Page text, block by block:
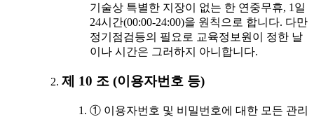
기술상 특별한 지장이 없는 한 연중무휴, 1일
24시간(00:00-24:00)을 원칙으로 합니다. 다만
정기점검등의 필요로 교육정보원이 정한 날
이나 시간은 그러하지 아니합니다.
제 10 조 (이용자번호 등)
① 이용자번호 및 비밀번호에 대한 모든 관리